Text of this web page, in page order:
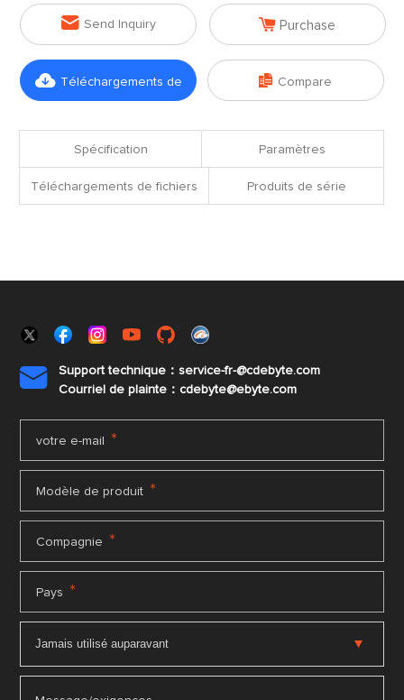
 Send Inquiry  Purchase
 Téléchargements de  Compare
Spécification Paramètres
Téléchargements de fichiers Produits de série

Support technique：service-fr-@cdebyte.com
Courriel de plainte：cdebyte@ebyte.com
votre e-mail *
Modèle de produit *
Compagnie *
Pays *